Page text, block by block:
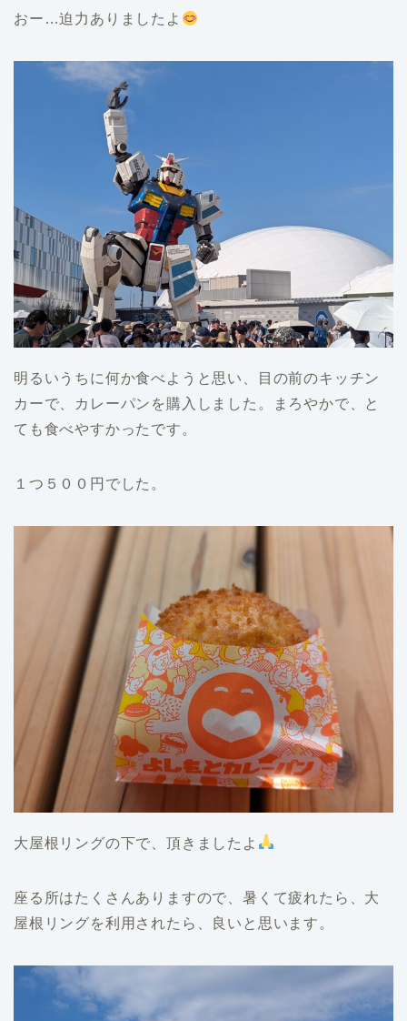
おー…迫力ありましたよ
明るいうちに何か食べようと思い、目の前のキッチン
カーで、カレーパンを購入しました。まろやかで、と
ても食べやすかったです。
１つ５００円でした。
大屋根リングの下で、頂きましたよ
座る所はたくさんありますので、暑くて疲れたら、大
屋根リングを利用されたら、良いと思います。